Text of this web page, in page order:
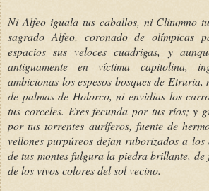
Ni Alfeo iguala tus caballos, ni Clitumno
sagrado Alfeo, coronado de olímpicas
espacios sus veloces cuadrigas, y
antiguamente en víctima capitolina,
ambicionas los espesos bosques de
de palmas de Holorco, ni envidias los
tus corceles. Eres fecunda por tus ríos; y
por tus torrentes auríferos, fuente de
vellones purpúreos dejan ruborizados a
de tus montes fulgura la piedra brillante, de
de los vivos colores del sol vecino.